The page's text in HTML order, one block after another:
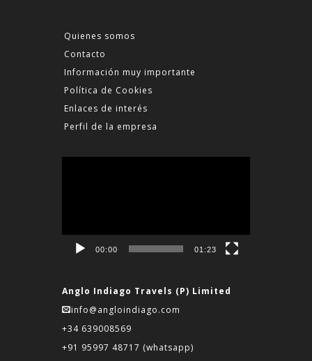
Quienes somos
Contacto
Información muy importante
Política de Cookies
Enlaces de interés
Perfil de la empresa
00:00 01:23
Anglo Indiago Travels (P) Limited
info@angloindiago.com
+34 639008569
+91 95997 48717 (whatsapp)